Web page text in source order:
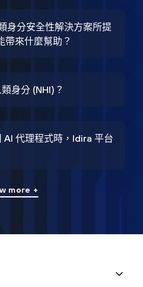
身分安全性解決方案所提
帶來什麼幫助？
身分 (NHI)？
AI 代理程式時，Idira 平台
more +